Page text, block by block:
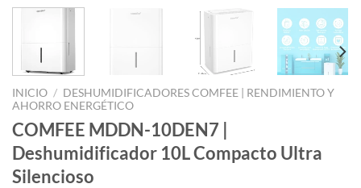
INICIO / DESHUMIDIFICADORES COMFEE | RENDIMIENTO Y
AHORRO ENERGÉTICO
COMFEE MDDN-10DEN7 |
Deshumidificador 10L Compacto Ultra
Silencioso